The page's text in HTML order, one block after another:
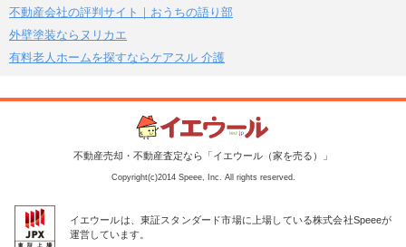
不動産会社の評判サイト｜おうちの語り部
外壁塗装ならヌリカエ
有料老人ホームを探すならケアスル 介護
不動産売却・不動産査定なら「イエウール（家を売る）」
Copyright(c)2014 Speee, Inc. All rights reserved.
イエウールは、東証スタンダード市場に上場している株式会社Speeeが
運営しています。